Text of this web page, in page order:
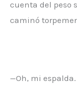
cuenta del peso
caminó
—Oh, mi espalda.